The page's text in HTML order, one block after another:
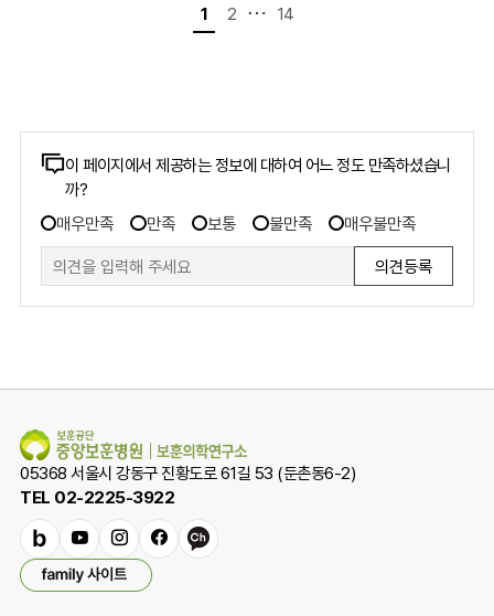
1 2 14
콘
츠
만
족
도
이 페이지에서 제공하는 정보에 대하여 어느 정도 만족하셨습니
까?
만
족
도
조
사
매우만족 만족 보통 불만족 매우불만족
05368 서울시 강동구 진황도로 61길 53 (둔촌동6-2)
TEL 02-2225-3922
밴
드
유
튜
브
인
스
타
페
카
패
밀